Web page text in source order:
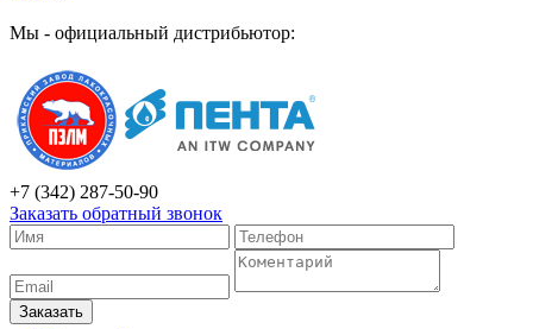
Мы - официальный дистрибьютор:
+7 (342) 287-50-90
Заказать обратный звонок
Заказать